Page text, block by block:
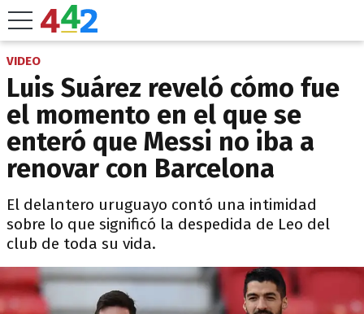
VIDEO
Luis Suárez reveló cómo fue
el momento en el que se
enteró que Messi no iba a
renovar con Barcelona
El delantero uruguayo contó una intimidad
sobre lo que significó la despedida de Leo del
club de toda su vida.